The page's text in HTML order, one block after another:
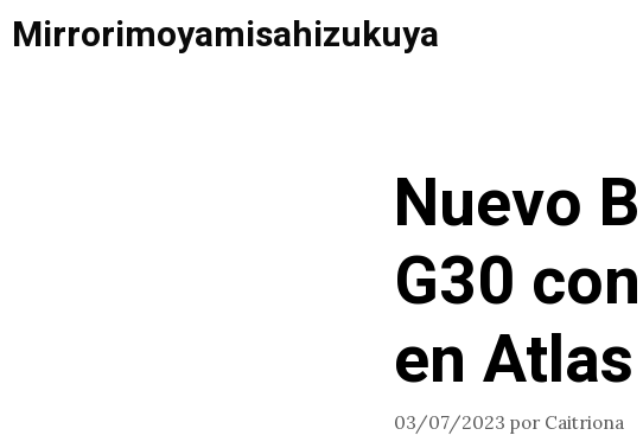
Saltar
alMirrorimoyamisahizukuya
Nuevo
G30
en
03/07/2023 por Caitriona